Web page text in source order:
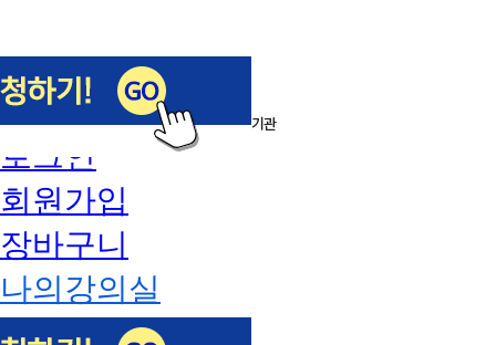
이전
다음
1/5
로그인
회원가입
장바구니
나의강의실